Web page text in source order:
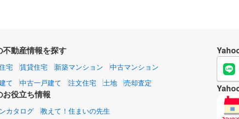
不動産情報を探す
宅 賃貸住宅 新築マンション
中古マンション
て
中古一戸建て 注文住宅 土地 売却査定
お役立ち情報
カタログ 教えて！住まいの先生